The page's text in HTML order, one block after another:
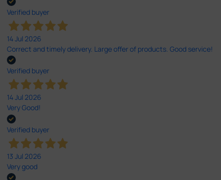
Verified buyer
14 Jul 2026
Correct and timely delivery. Large offer of products. Good service!
Verified buyer
14 Jul 2026
Very Good!
Verified buyer
13 Jul 2026
Very good